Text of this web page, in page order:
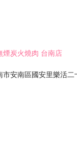
煙炭火燒肉 台南店
市安南區國安里樂活